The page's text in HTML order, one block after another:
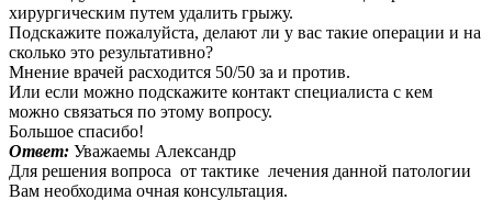
хирургическим путем удалить грыжу.
Подскажите пожалуйста, делают ли у вас такие операции и на
сколько это результативно?
Мнение врачей расходится 50/50 за и против.
Или если можно подскажите контакт специалиста с кем
можно связаться по этому вопросу.
Большое спасибо!
Ответ: Уважаемы Александр
Для решения вопроса от тактике лечения данной патологии
Вам необходима очная консультация.